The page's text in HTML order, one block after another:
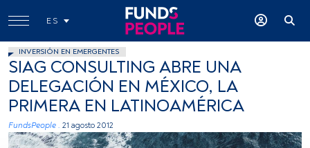
ES
INVERSIÓN EN EMERGENTES
SIAG CONSULTING ABRE UNA
DELEGACIÓN EN MÉXICO, LA
PRIMERA EN LATINOAMÉRICA
FundsPeople . 21 agosto 2012